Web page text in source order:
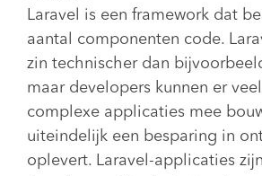
Laravel is een framework dat
aantal componenten code.
zin technischer dan
maar developers kunnen er
complexe applicaties mee
uiteindelijk een besparing in
oplevert. Laravel-applicaties